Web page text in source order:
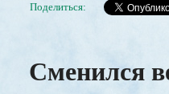
Поделиться:
Сменился